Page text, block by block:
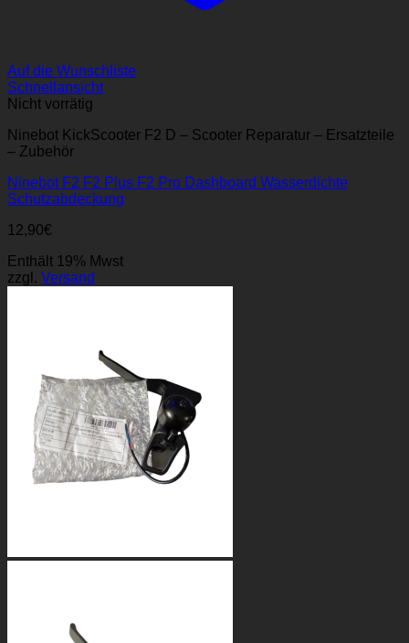
Auf die Wunschliste
Schnellansicht
Nicht vorrätig
Ninebot KickScooter F2 D – Scooter Reparatur – Ersatzteile
– Zubehör
Ninebot F2 F2 Plus F2 Pro Dashboard Wasserdichte
Schutzabdeckung
12,90€
Enthält 19% Mwst
zzgl. Versand